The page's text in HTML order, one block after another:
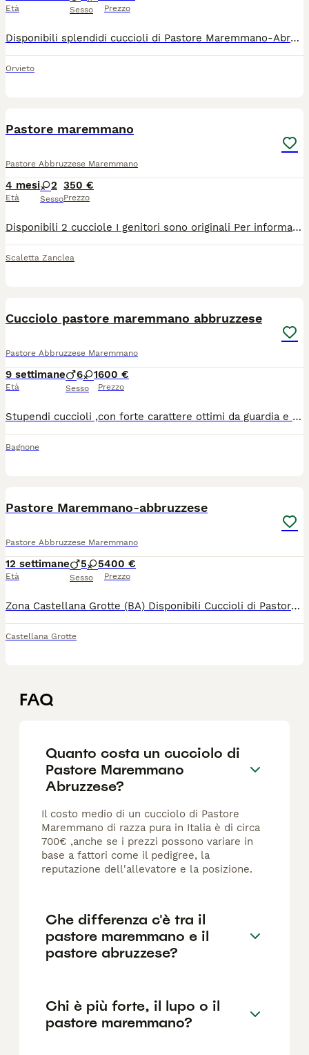
Età Sesso Prezzo
Disponibili splendidi cuccioli di Pastore Maremmano-Abruzzese, nati e cresciuti in ambiente familiare e rurale. La cucciolata è composta da 10 cuccioli, di cui 5 maschi e 5 femmine. I piccoli vengono allevati con attenzione, cura e corretta socializzazione da proprietari che convivono e lavorano con maremmani da oltre 20 anni, conoscendo a fondo il carattere, le esigenze e le qualità di questa straordinaria razza da guardiania. 🐑🏔️ Al momento dell’adozione ogni cucciolo verrà consegnato con: - Microchip inserito - Svezzamento completato - Abituazione alla presenza umana e ad altri animali. - Crescita seguita con alimentazione adeguata e controlli di base. Contributo di adozione richiesto 200€, con possibilità di accordo onesto trattabile in base alla serietà e al contesto di adozione. Una cifra scelta per garantire un’adozione seria e responsabile, ma anche per coprire parte delle spese sostenute per: - Alimentazione di qualità della madre e dei cuccioli - Cure e controlli veterinari - Microchip - Mantenimento e gestione quotidiana della cucciolata Cerchiamo famiglie, aziende agricole o persone realmente interessate a dare ai cuccioli spazio, attenzioni e una buona vita, nel rispetto della natura e del carattere del maremmano: un cane leale, intelligente e naturalmente portato alla protezione del territorio e degli animali. 🤍 Per informazioni ulteriori e richieste contattare il numero: - 388 893 9830
Orvieto
Pastore maremmano
Pastore Abbruzzese Maremmano
4 mesi
Età
2
Sesso
350 €
Prezzo
Disponibili 2 cucciole I genitori sono originali Per informazioni contattatemi ma no perditempo grazie
Scaletta Zanclea
Cucciolo pastore maremmano abbruzzese
Pastore Abbruzzese Maremmano
9 settimane
Età
6 1
Sesso
600 €
Prezzo
Stupendi cuccioli ,con forte carattere ottimi da guardia e da pastorizia i genitori dei cuccioli provengono da allevamenti in Abruzzo cani da lavoro e da esposizioni nel pedigree ci sono vari campioni ,verranno consegnati con tre sverni azioni microchip pedigree e iscrizione usl
Bagnone
Pastore Maremmano-abbruzzese
Pastore Abbruzzese Maremmano
12 settimane
Età
5 5
Sesso
400 €
Prezzo
Zona Castellana Grotte (BA) Disponibili Cuccioli di Pastore Maremmano-abbruzzese in Purezza, con Microchip e Vaccino. Genitori visibili. A disposizione per qualsiasi chiarimento. Cell. 3803537430
Castellana Grotte
FAQ
Quanto costa un cucciolo di
Pastore Maremmano
Abruzzese?
Il costo medio di un cucciolo di Pastore
Maremmano di razza pura in Italia è di circa
700€ ,anche se i prezzi possono variare in
base a fattori come il pedigree, la
reputazione dell'allevatore e la posizione.
Che differenza c'è tra il
pastore maremmano e il
pastore abruzzese?
Chi è più forte, il lupo o il
pastore maremmano?